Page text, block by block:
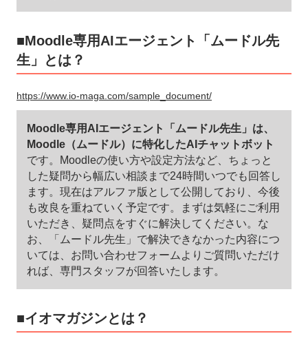
■Moodle専用AIエージェント「ムードル先
生」とは？
https://www.io-maga.com/sample_document/
Moodle専用AIエージェント「ムードル先生」は、
Moodle（ムードル）に特化したAIチャットボット
です。Moodleの使い方や設定方法など、ちょっと
した疑問から幅広い相談まで24時間いつでも回答し
ます。現在はアルファ版として公開しており、今後
も改良を重ねていく予定です。まずは気軽にご利用
いただき、疑問点をすぐに解決してください。な
お、「ムードル先生」で解決できなかった内容につ
いては、お問い合わせフォームよりご質問いただけ
れば、専門スタッフが回答いたします。
■イオマガジンとは？